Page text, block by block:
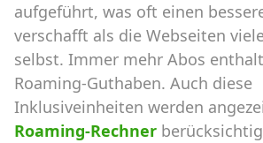
aufgeführt, was oft einen
verschafft als die Webseiten
selbst. Immer mehr Abos
Roaming-Guthaben. Auch diese
Inklusiveinheiten werden
Roaming-Rechner